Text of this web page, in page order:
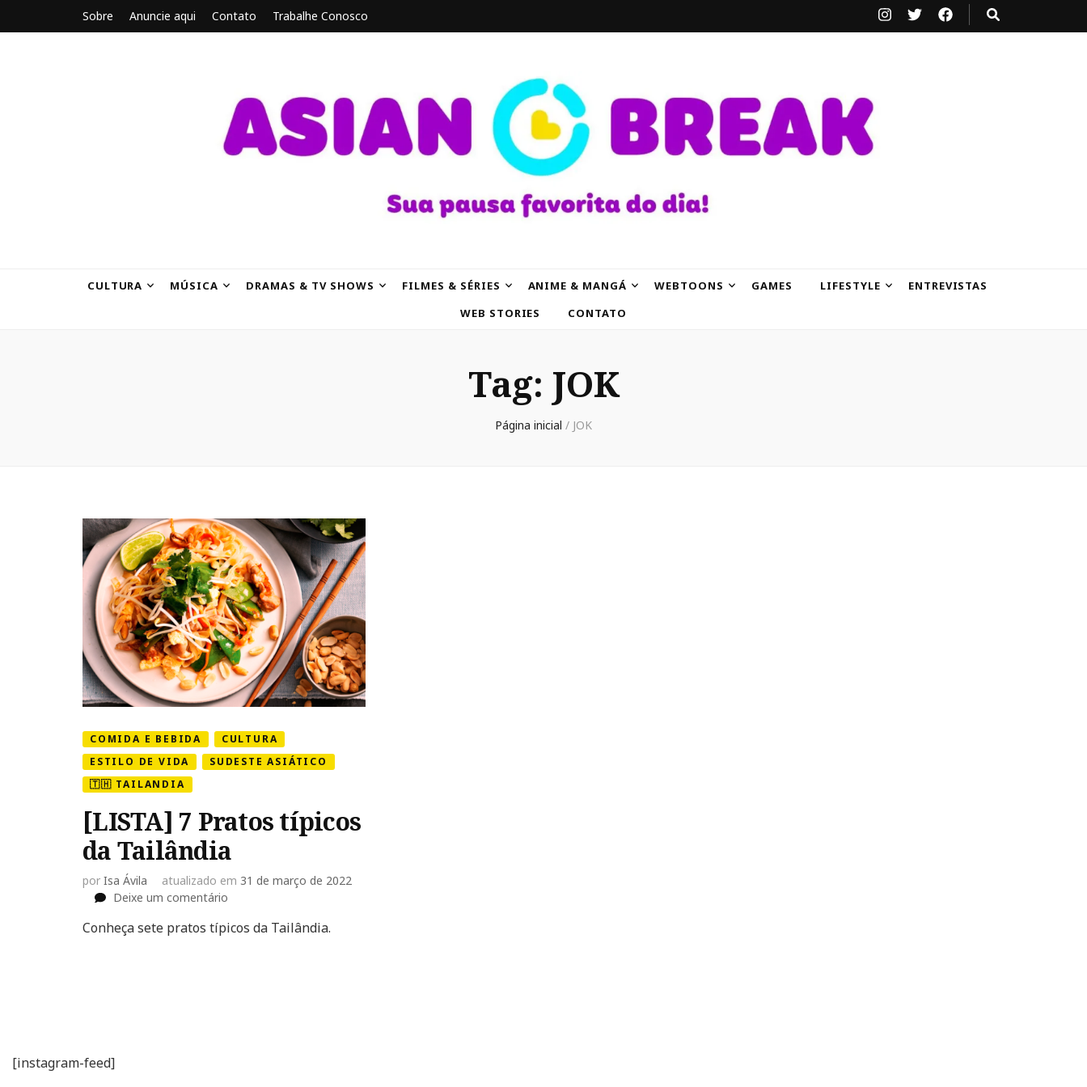
Sobre Anuncie aqui Contato Trabalhe Conosco
CULTURA MÚSICA DRAMAS & TV SHOWS FILMES & SÉRIES ANIME & MANGÁ WEBTOONS GAMES LIFESTYLE
ENTREVISTAS
WEB STORIES
CONTATO
Tag: JOK
Página inicial / JOK
COMIDA E BEBIDA
CULTURA
ESTILO DE VIDA
SUDESTE ASIÁTICO
🇹🇭 TAILANDIA
[LISTA] 7 Pratos típicos
da Tailândia
por Isa Ávila atualizado em 31 de março de 2022
Deixe um comentário
7
Conheça sete pratos típicos da Tailândia.
[instagram-feed]